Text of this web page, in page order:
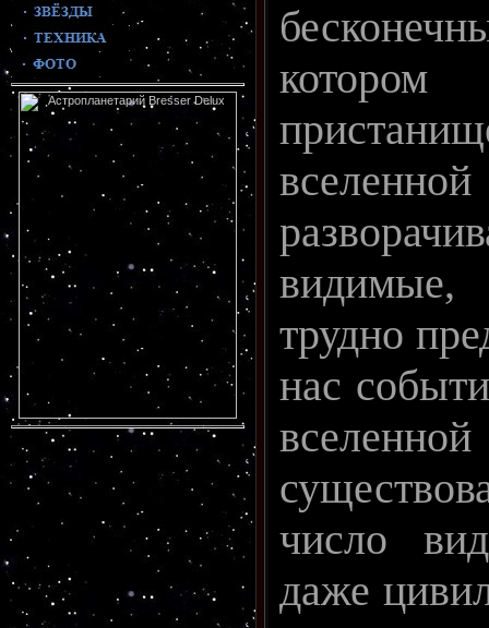
вселенной
трудно
нас
число
даже